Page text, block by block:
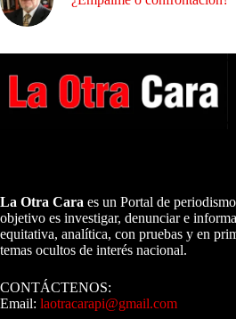
La Otra Cara es un Portal de
objetivo es investigar, denunciar e
equitativa, analítica, con pruebas y en
temas ocultos de interés nacional.
CONTÁCTENOS:
Email: laotracarapi@gmail.com